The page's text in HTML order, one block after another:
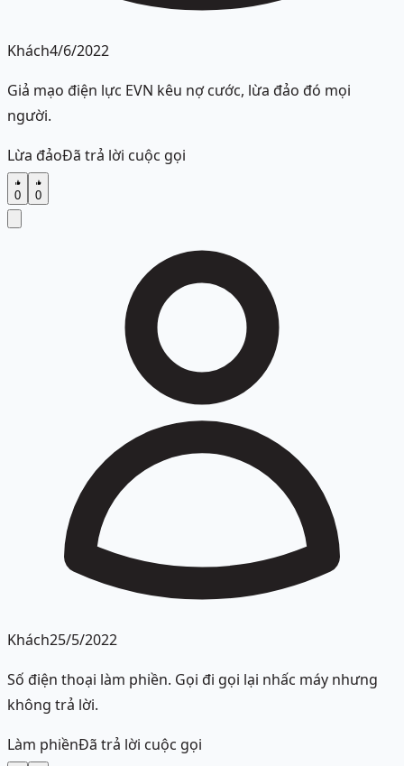
Khách4/6/2022
Giả mạo điện lực EVN kêu nợ cước, lừa đảo đó mọi
người.
Lừa đảoĐã trả lời cuộc gọi
0 0
Khách25/5/2022
Số điện thoại làm phiền. Gọi đi gọi lại nhấc máy nhưng
không trả lời.
Làm phiềnĐã trả lời cuộc gọi